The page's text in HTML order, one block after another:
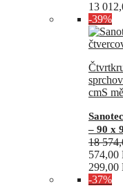
13
-39%
cmS
– 90 x
18
574,00
299,00
-37%